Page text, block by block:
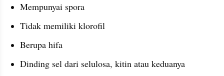
Mempunyai spora
Tidak memiliki klorofil
Berupa hifa
Dinding sel dari selulosa, kitin atau keduanya